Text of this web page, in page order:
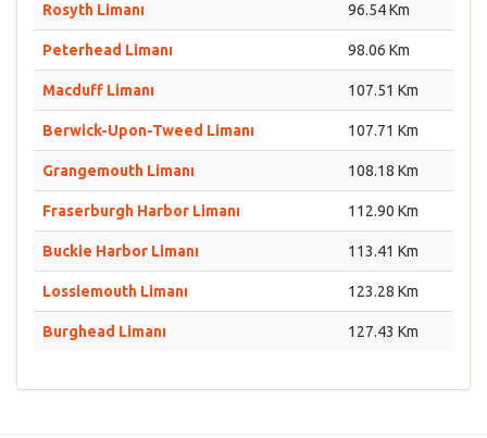
Rosyth Limanı 96.54 Km
Peterhead Limanı 98.06 Km
Macduff Limanı 107.51 Km
Berwick-Upon-Tweed Limanı 107.71 Km
Grangemouth Limanı 108.18 Km
Fraserburgh Harbor Limanı 112.90 Km
Buckie Harbor Limanı 113.41 Km
Lossiemouth Limanı 123.28 Km
Burghead Limanı 127.43 Km